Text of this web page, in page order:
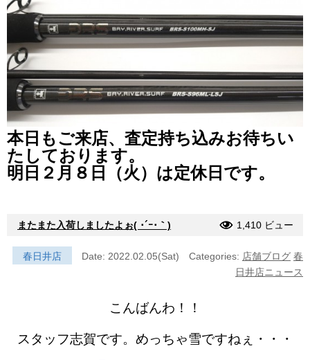
本日もご来店、査定持ち込みお待ちい
たしております。
明日２月８日（火）は定休日です。
またまた入荷しましたよぉ( ･´ｰ･｀) 1,410 ビュー
春日井店 Date: 2022.02.05(Sat) Categories: 店舗ブログ 春
日井店ニュース
こんばんわ！！
スタッフ志賀です。めっちゃ雪ですねぇ・・・